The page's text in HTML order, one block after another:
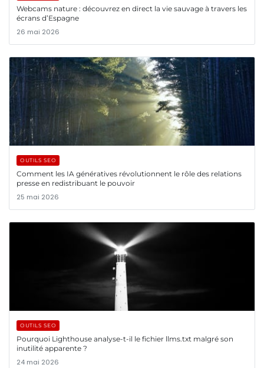
Webcams nature : découvrez en direct la vie sauvage à travers les
écrans d’Espagne
26 mai 2026
OUTILS SEO
Comment les IA génératives révolutionnent le rôle des relations
presse en redistribuant le pouvoir
25 mai 2026
OUTILS SEO
Pourquoi Lighthouse analyse-t-il le fichier llms.txt malgré son
inutilité apparente ?
24 mai 2026